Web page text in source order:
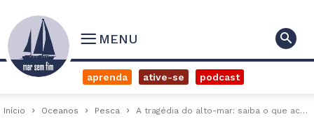
MENU
aprenda ative-se podcast
Início Oceanos Pesca A tragédia do alto-mar: saiba o que acontece nesta área de ninguém